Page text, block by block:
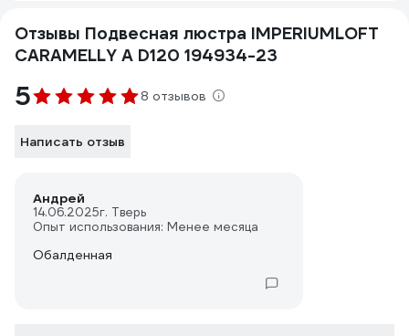
Отзывы Подвесная люстра IMPERIUMLOFT
CARAMELLY A D120 194934-23
5 8 отзывов
Написать отзыв
Андрей
14.06.2025г. Тверь
Опыт использования: Менее месяца
Обалденная